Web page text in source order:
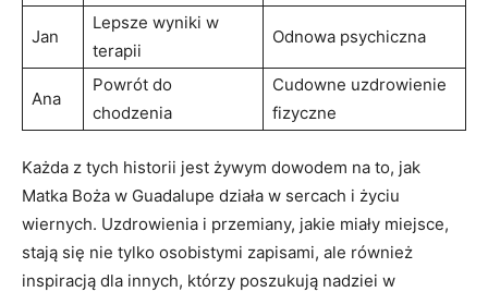
Jan
Lepsze wyniki w⁣
terapii
Odnowa ‌psychiczna
Ana
Powrót do
‌chodzenia
Cudowne⁤ uzdrowienie
fizyczne
Każda z tych historii jest żywym dowodem ⁣na to, jak
Matka Boża w Guadalupe działa w sercach i życiu
wiernych. Uzdrowienia i przemiany, jakie miały miejsce,
stają się nie tylko osobistymi zapisami, ale‌ również‍
inspiracją dla innych, którzy poszukują nadziei w